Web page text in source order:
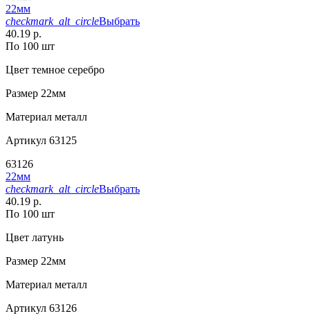
22мм
checkmark_alt_circleВыбрать
40.19 р.
По 100 шт
Цвет темное серебро
Размер 22мм
Материал металл
Артикул 63125
63126
22мм
checkmark_alt_circleВыбрать
40.19 р.
По 100 шт
Цвет латунь
Размер 22мм
Материал металл
Артикул 63126